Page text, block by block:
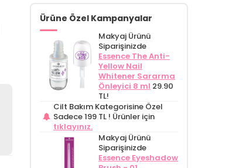
Ürüne Özel Kampanyalar
Makyaj Ürünü
Siparişinizde
Essence The Anti-
Yellow Nail
Whitener Sararma
Önleyici 8 ml 29.90
TL!
Cilt Bakım Kategorisine Özel
Sadece 199 TL ! Ürünler için
tıklayınız.
Makyaj Ürünü
Siparişinizde
Essence Eyeshadow